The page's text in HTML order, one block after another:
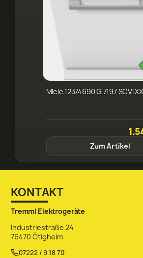
Miele 12374690 G 7197 SCVi
Zum Artikel
KONTAKT
Tremml Elektrogeräte
Industriestraße 24
76470 Ötigheim
07222 / 9 18 70